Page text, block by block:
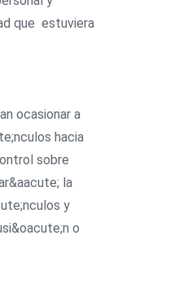
que estuviera
ocasionar a
hacia
sobre
la
y
o